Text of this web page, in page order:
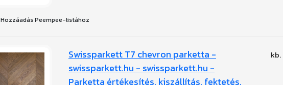
Hozzáadás Peempee-listához
Swissparkett T7 chevron parketta -
swissparkett.hu - swissparkett.hu -
Parketta értékesítés, kiszállítás, fektetés.